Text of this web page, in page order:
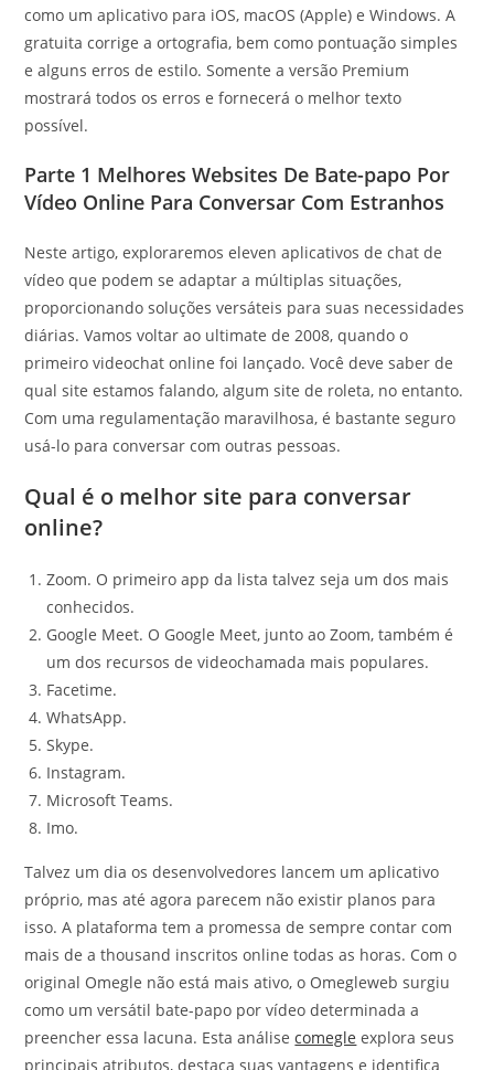
como um aplicativo para iOS, macOS (Apple) e Windows. A
gratuita corrige a ortografia, bem como pontuação simples
e alguns erros de estilo. Somente a versão Premium
mostrará todos os erros e fornecerá o melhor texto
possível.
Parte 1 Melhores Websites De Bate-papo Por
Vídeo Online Para Conversar Com Estranhos
Neste artigo, exploraremos eleven aplicativos de chat de
vídeo que podem se adaptar a múltiplas situações,
proporcionando soluções versáteis para suas necessidades
diárias. Vamos voltar ao ultimate de 2008, quando o
primeiro videochat online foi lançado. Você deve saber de
qual site estamos falando, algum site de roleta, no entanto.
Com uma regulamentação maravilhosa, é bastante seguro
usá-lo para conversar com outras pessoas.
Qual é o melhor site para conversar
online?
Zoom. O primeiro app da lista talvez seja um dos mais
conhecidos.
Google Meet. O Google Meet, junto ao Zoom, também é
um dos recursos de videochamada mais populares.
Facetime.
WhatsApp.
Skype.
Instagram.
Microsoft Teams.
Imo.
Talvez um dia os desenvolvedores lancem um aplicativo
próprio, mas até agora parecem não existir planos para
isso. A plataforma tem a promessa de sempre contar com
mais de a thousand inscritos online todas as horas. Com o
original Omegle não está mais ativo, o Omegleweb surgiu
como um versátil bate-papo por vídeo determinada a
preencher essa lacuna. Esta análisecomegle explora seus
principais atributos, destaca suas vantagens e identifica